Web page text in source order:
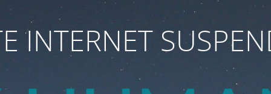
INTERNET